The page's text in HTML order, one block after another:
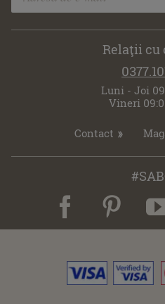
Relaţii
Luni - Joi
Vineri
Contact